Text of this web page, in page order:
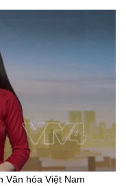
Văn hóa Việt Nam